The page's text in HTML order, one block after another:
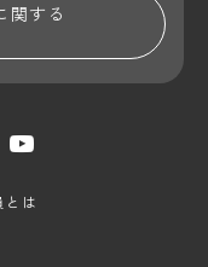
関する
は